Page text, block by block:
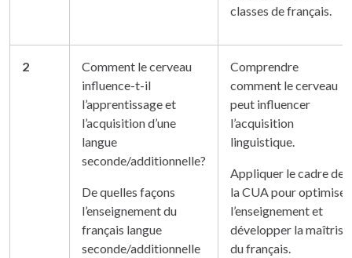
classes de français.
2
Comment le cerveau
influence-t-il
l’apprentissage et
l’acquisition d’une
langue
seconde/additionnelle?
De quelles façons
l’enseignement du
français langue
seconde/additionnelle
Comprendre
comment le cerveau
peut influencer
l’acquisition
linguistique.
Appliquer le cadre de
la CUA pour optimiser
l’enseignement et
développer la maîtrise
du français.